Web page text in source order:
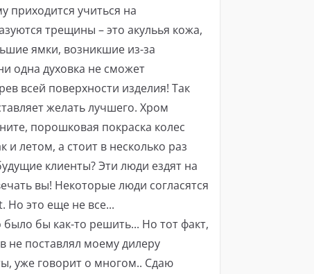
приходится учиться на
трещины – это акульья кожа,
ямки, возникшие из-за
одна духовка не сможет
всей поверхности изделия! Так
желать лучшего. Хром
порошковая покраска колес
и летом, а стоит в несколько раз
клиенты? Эти люди ездят на
вы! Некоторые люди согласятся
Но это еще не все...
бы как-то решить... Но тот факт,
не поставлял моему дилеру
уже говорит о многом.. Сдаю